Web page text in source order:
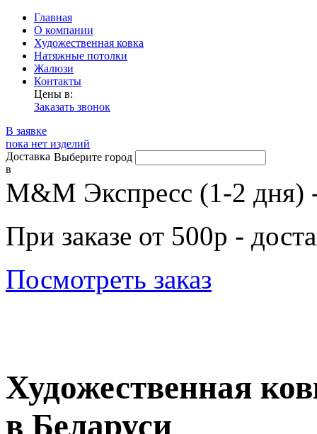
Главная
О компании
Художественная ковка
Натяжные потолки
Жалюзи
Контакты
Цены в:
Заказать звонок
В заявке
пока нет изделий
Доставка
в
Выберите город
М&М Экспресс (1-2 дня)
При заказе от 500р -
Посмотреть заказ
Художественная
в Беларуси